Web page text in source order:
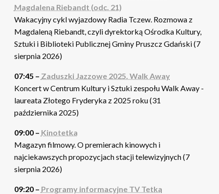
Magdalena Riebandt (odc. 21)
Wakacyjny cykl wyjazdowy Radia Tczew. Rozmowa z
Magdaleną Riebandt, czyli dyrektorką Ośrodka Kultury,
Sztuki i Biblioteki Publicznej Gminy Pruszcz Gdański (7
sierpnia 2026)
07:45 – Zaduszki Jazzowe 2025. Walk Away
Koncert w Centrum Kultury i Sztuki zespołu Walk Away -
laureata Złotego Fryderyka z 2025 roku (31
października 2025)
09:00 – Kinotetka
Magazyn filmowy. O premierach kinowych i
najciekawszych propozycjach stacji telewizyjnych (7
sierpnia 2026)
09:20 – Programy informacyjne TV Tetka